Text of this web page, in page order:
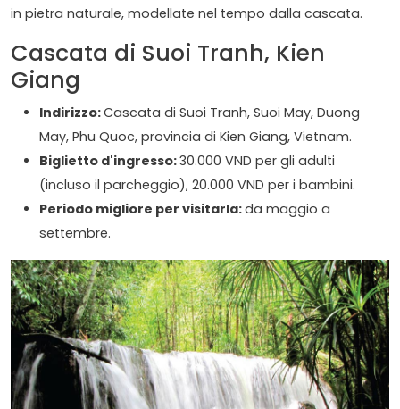
in pietra naturale, modellate nel tempo dalla cascata.
Cascata di Suoi Tranh, Kien
Giang
Indirizzo:Cascata di Suoi Tranh, Suoi May, Duong
May, Phu Quoc, provincia di Kien Giang, Vietnam.
Biglietto d'ingresso:30.000 VND per gli adulti
(incluso il parcheggio), 20.000 VND per i bambini.
Periodo migliore per visitarla:da maggio a
settembre.